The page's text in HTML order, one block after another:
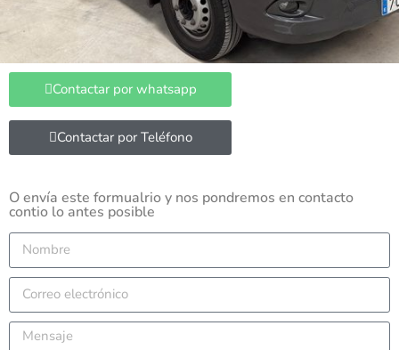
Contactar por whatsapp
Contactar por Teléfono
O envía este formualrio y nos pondremos en contacto
contio lo antes posible